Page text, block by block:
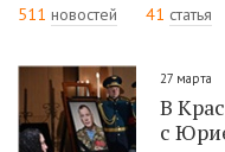
511 новостей 41 статья
27 марта
В
с